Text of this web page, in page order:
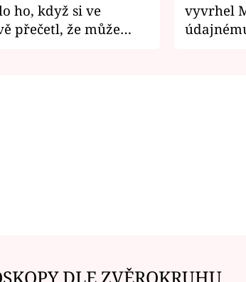
ho, když si ve
přečetl, že může
vyvrhel